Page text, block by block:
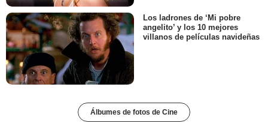
Los ladrones de ‘Mi pobre
angelito’ y los 10 mejores
villanos de películas navideñas
Álbumes de fotos de Cine